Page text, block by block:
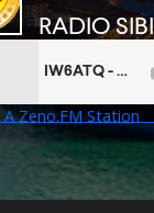
A Zeno.FM Station